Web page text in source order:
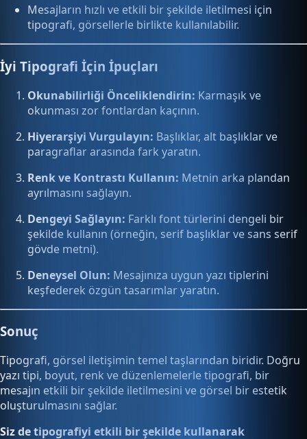
Mesajların hızlı ve etkili bir şekilde iletilmesi için
tipografi, görsellerle birlikte kullanılabilir.
İyi Tipografi İçin İpuçları
Okunabilirliği Önceliklendirin: Karmaşık ve
okunması zor fontlardan kaçının.
Hiyerarşiyi Vurgulayın: Başlıklar, alt başlıklar ve
paragraflar arasında fark yaratın.
Renk ve Kontrastı Kullanın: Metnin arka plandan
ayrılmasını sağlayın.
Dengeyi Sağlayın: Farklı font türlerini dengeli bir
şekilde kullanın (örneğin, serif başlıklar ve sans serif
gövde metni).
Deneysel Olun: Mesajınıza uygun yazı tiplerini
keşfederek özgün tasarımlar yaratın.
Sonuç
Tipografi, görsel iletişimin temel taşlarından biridir. Doğru
yazı tipi, boyut, renk ve düzenlemelerle tipografi, bir
mesajın etkili bir şekilde iletilmesini ve görsel bir estetik
oluşturulmasını sağlar.
Siz de tipografiyi etkili bir şekilde kullanarak